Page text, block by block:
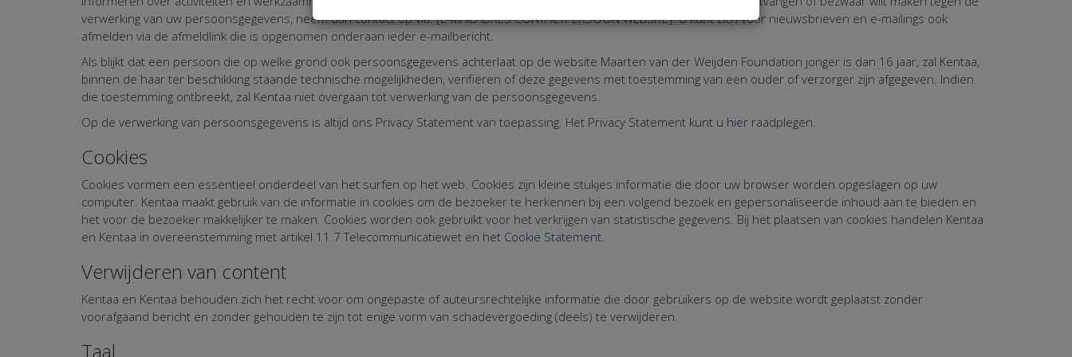
verwerking van uw persoonsgegevens, neem dan contact op via: [E-MAILADRES CONTACTPERSOON WEBSITE]. U kunt zich voor nieuwsbrieven en e-mailings ook
afmelden via de afmeldlink die is opgenomen onderaan ieder e-mailbericht.
Als blijkt dat een persoon die op welke grond ook persoonsgegevens achterlaat op de website Maarten van der Weijden Foundation jonger is dan 16 jaar, zal Kentaa,
binnen de haar ter beschikking staande technische mogelijkheden, verifiëren of deze gegevens met toestemming van een ouder of verzorger zijn afgegeven. Indien
die toestemming ontbreekt, zal Kentaa niet overgaan tot verwerking van de persoonsgegevens.
Op de verwerking van persoonsgegevens is altijd ons Privacy Statement van toepassing. Het Privacy Statement kunt u hier raadplegen.
Cookies
Cookies vormen een essentieel onderdeel van het surfen op het web. Cookies zijn kleine stukjes informatie die door uw browser worden opgeslagen op uw
computer. Kentaa maakt gebruik van de informatie in cookies om de bezoeker te herkennen bij een volgend bezoek en gepersonaliseerde inhoud aan te bieden en
het voor de bezoeker makkelijker te maken. Cookies worden ook gebruikt voor het verkrijgen van statistische gegevens. Bij het plaatsen van cookies handelen Kentaa
en Kentaa in overeenstemming met artikel 11.7 Telecommunicatiewet en het Cookie Statement.
Verwijderen van content
Kentaa en Kentaa behouden zich het recht voor om ongepaste of auteursrechtelijke informatie die door gebruikers op de website wordt geplaatst zonder
voorafgaand bericht en zonder gehouden te zijn tot enige vorm van schadevergoeding (deels) te verwijderen.
Taal